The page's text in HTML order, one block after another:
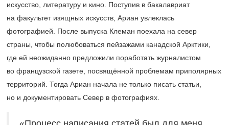
искусство, литературу и кино. Поступив в бакалавриат
на факультет изящных искусств, Ариан увлеклась
фотографией. После выпуска Клеман поехала на север
страны, чтобы полюбоваться пейзажами канадской Арктики,
где ей неожиданно предложили поработать журналистом
во французской газете, посвящённой проблемам приполярных
территорий. Тогда Ариан начала не только писать статьи,
но и документировать Север в фотографиях.